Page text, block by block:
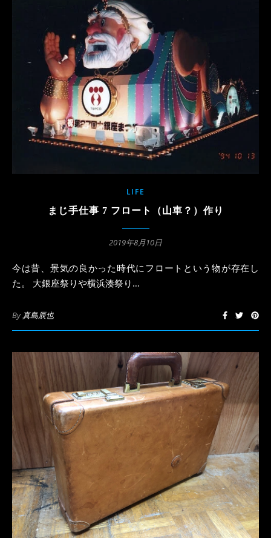
LIFE
まじ手仕事 7 フロート（山車？）作り
2019年8月10日
今は昔、景気の良かった時代にフロートという物が存在し
た。 大銀座祭りや横浜湊祭り…
By真島辰也